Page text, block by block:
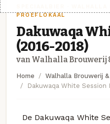
PROEFLOKAAL
Dakuwaqa
(2016-2018)
van Walhalla Brouwerij
Home
Walhalla Brouwerij
Dakuwaqa White Session
De Dakuwaqa White